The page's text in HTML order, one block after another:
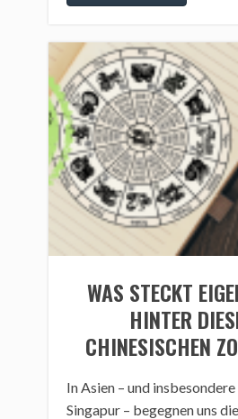
WAS STECKT
HINTER
CHINESISCHEN
In Asien – und
Singapur – begegnen uns die